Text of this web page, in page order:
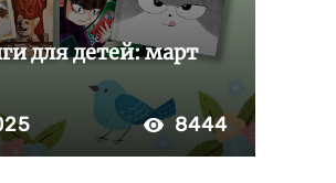
для детей: март
8444